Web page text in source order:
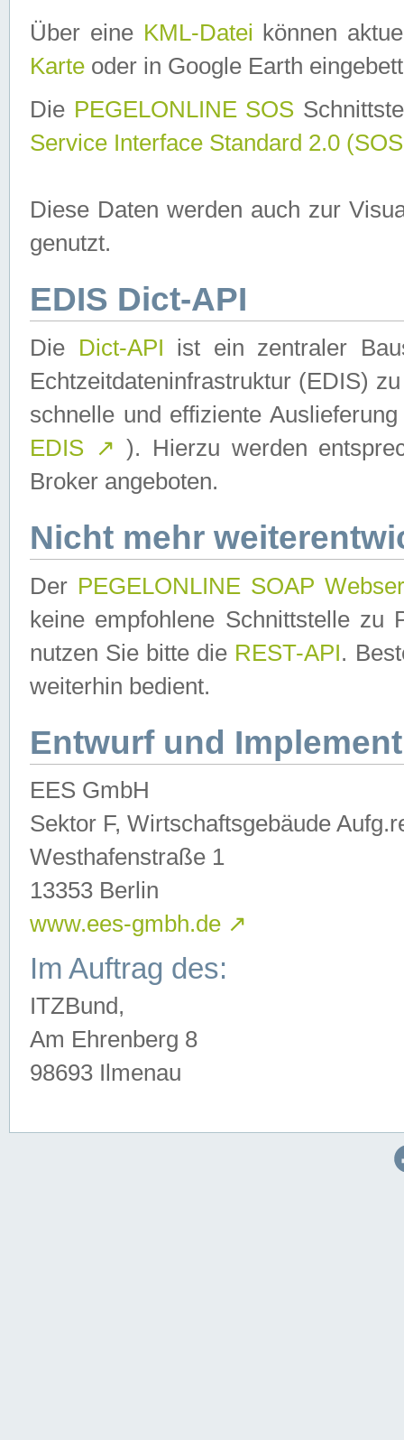
Über eine KML-Datei können
Karte oder in Google Earth
Die PEGELONLINE SOS
Service Interface Standard 2.0
Diese Daten werden auch zur
genutzt.
EDIS Dict-API
Die Dict-API ist ein zentraler
Echtzeitdateninfrastruktur (EDIS)
schnelle und effiziente
EDIS ↗ ). Hierzu werden
Broker angeboten.
Nicht mehr
Der PEGELONLINE SOAP
keine empfohlene Schnittstelle zu
nutzen Sie bitte die REST-API.
weiterhin bedient.
Entwurf und
EES GmbH
Sektor F, Wirtschaftsgebäude
Westhafenstraße 1
13353 Berlin
www.ees-gmbh.de ↗
Im Auftrag des:
ITZBund,
Am Ehrenberg 8
98693 Ilmenau